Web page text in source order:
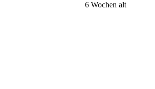
6 Wochen alt